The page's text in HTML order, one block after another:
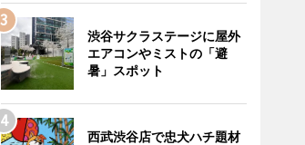
渋谷サクラステージに屋外
エアコンやミストの「避
暑」スポット
西武渋谷店で忠犬ハチ題材